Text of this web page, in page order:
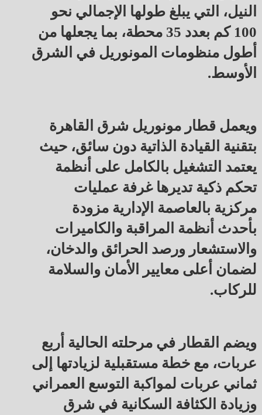
النيل، التي يبلغ طولها الإجمالي نحو
100 كم بعدد 35 محطة، بما يجعلها من
أطول منظومات المونوريل في الشرق
الأوسط.
ويعمل قطار مونوريل شرق القاهرة
بتقنية القيادة الذاتية دون سائق، حيث
يعتمد التشغيل بالكامل على أنظمة
تحكم ذكية تديرها غرفة عمليات
مركزية بالعاصمة الإدارية مزودة
بأحدث أنظمة المراقبة والكاميرات
والاستشعار ورصد الحرائق والدخان،
لضمان أعلى معايير الأمان والسلامة
للركاب.
ويضم القطار في مرحلته الحالية أربع
عربات، مع خطة مستقبلية لزيادتها إلى
ثماني عربات لمواكبة التوسع العمراني
وزيادة الكثافة السكانية في شرق